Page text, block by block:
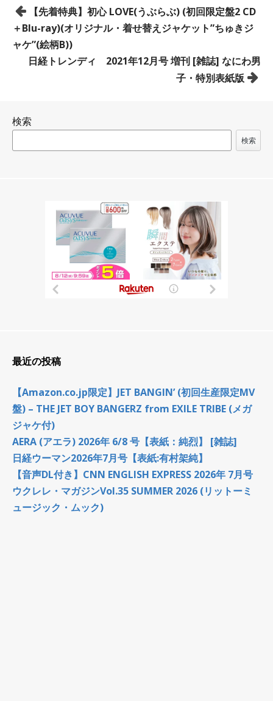
投
稿
ナ
ョ
【先着特典】初心 LOVE(うぶらぶ) (初回限定盤2 CD
＋Blu-ray)(オリジナル・着せ替えジャケット”ちゅきジ
ャケ”(絵柄B))
日経トレンディ 2021年12月号 増刊 [雑誌] なにわ男
子・特別表紙版
検索
検索
最近の投稿
【Amazon.co.jp限定】JET BANGIN’ (初回生産限定MV
盤) – THE JET BOY BANGERZ from EXILE TRIBE (メガ
ジャケ付)
AERA (アエラ) 2026年 6/8 号【表紙：純烈】 [雑誌]
日経ウーマン2026年7月号【表紙:有村架純】
【音声DL付き】CNN ENGLISH EXPRESS 2026年 7月号
ウクレレ・マガジンVol.35 SUMMER 2026 (リットーミ
ュージック・ムック)